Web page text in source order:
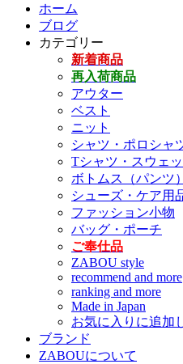
ホーム
ブログ
カテゴリー
新着商品
再入荷商品
アウター
ベスト
ニット
シャツ・ポロシャ
Tシャツ・スウェ
ボトムス（パンツ）
シューズ・ケア用
ファッション小物
バッグ・ポーチ
ご奉仕品
ZABOU style
recommend and more
ranking and more
Made in Japan
お気に入りに追加
ブランド
ZABOUについて